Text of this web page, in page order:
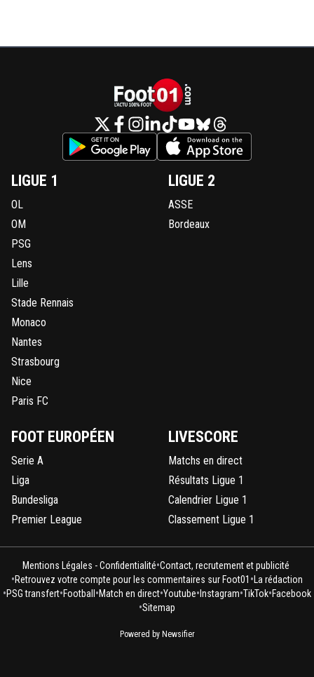
LIGUE 1
OL
OM
PSG
Lens
Lille
Stade Rennais
Monaco
Nantes
Strasbourg
Nice
Paris FC
LIGUE 2
ASSE
Bordeaux
FOOT EUROPÉEN
Serie A
Liga
Bundesliga
Premier League
LIVESCORE
Matchs en direct
Résultats Ligue 1
Calendrier Ligue 1
Classement Ligue 1
Mentions Légales - Confidentialité•Contact, recrutement et publicité
•Retrouvez votre compte pour les commentaires sur Foot01 • La rédaction
•PSG transfert•Football •Match en direct•Youtube• Instagram•TikTok•Facebook
•Sitemap
Powered by Newsifier